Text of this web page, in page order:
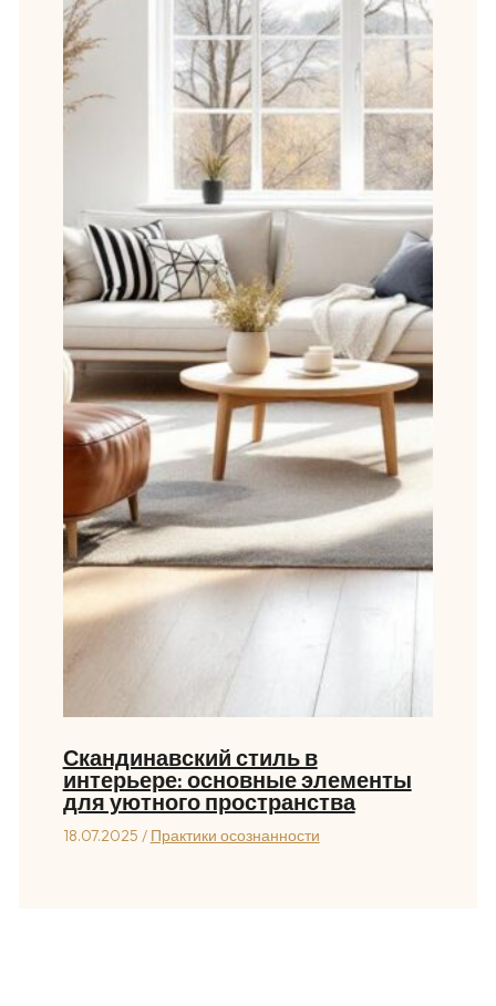
Скандинавский стиль в
интерьере: основные элементы
для уютного пространства
18.07.2025 / Практики осознанности